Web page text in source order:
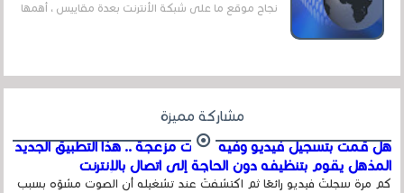
نجاح موقع ما على شبكة الأنترنت بعدة مقاييس ، أهمها
مشاركة مميزة
هل قمت بتسجيل فيديو وفيه أصوت مزعجة .. هذا التطبيق الجديد
المذهل يقوم بتنظيفه دون الحاجة إلى اتصال بالإنترنت
كم مرة سجلتَ فيديو رائعًا ثم اكتشفتَ عند تشغيله أن الصوت مشوّه بسبب